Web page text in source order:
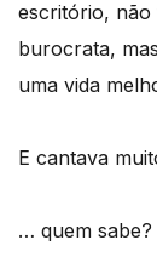
escritório,
burocrata,
uma vida
E cantava
… quem sabe?